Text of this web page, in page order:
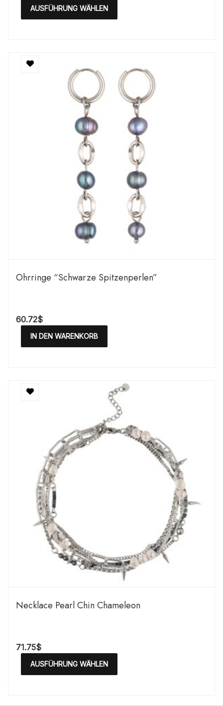
AUSFÜHRUNG WÄHLEN
Ohrringe “Schwarze Spitzenperlen”
60.72$
IN DEN WARENKORB
Necklace Pearl Chin Chameleon
71.75$
AUSFÜHRUNG WÄHLEN